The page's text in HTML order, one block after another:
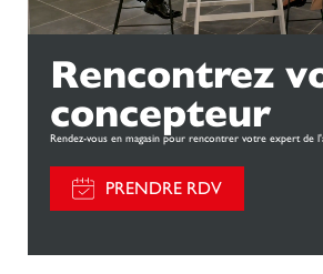
Rencontrez
concepteur
Rendez-vous en magasin pour rencontrer votre expert de
PRENDRE RDV